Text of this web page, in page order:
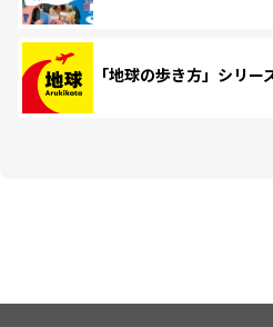
「地球の歩き方」シリー